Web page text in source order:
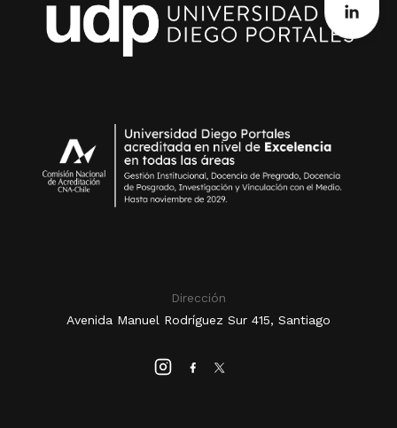
Dirección
Avenida Manuel Rodríguez Sur 415, Santiago